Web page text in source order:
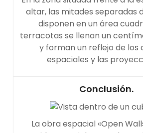
altar, las mitades separadas
disponen en un área
terracotas se llenan un
y forman un reflejo de los
espaciales y las
Conclusión.
La obra espacial «Open